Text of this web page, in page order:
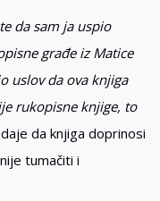
da sam ja uspio
građe iz Matice
uslov da ova knjiga
rukopisne knjige, to
da knjiga doprinosi
tumačiti i